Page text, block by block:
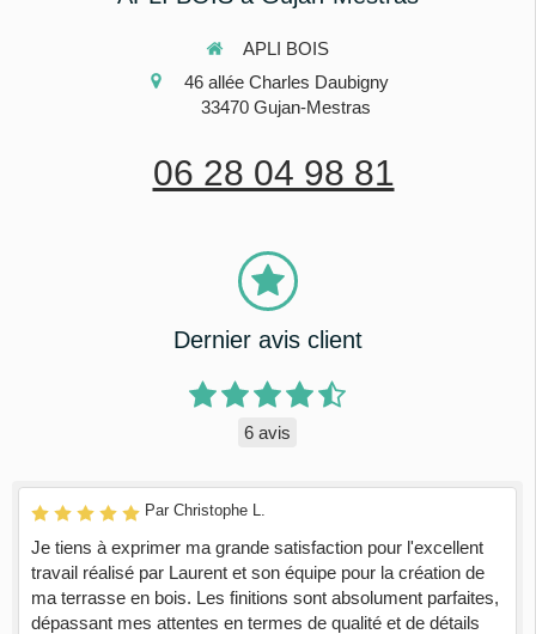
APLI BOIS
46 allée Charles Daubigny
33470 Gujan-Mestras
06 28 04 98 81
Dernier avis client
6 avis
Par Christophe L.
Je tiens à exprimer ma grande satisfaction pour l'excellent
travail réalisé par Laurent et son équipe pour la création de
ma terrasse en bois. Les finitions sont absolument parfaites,
dépassant mes attentes en termes de qualité et de détails